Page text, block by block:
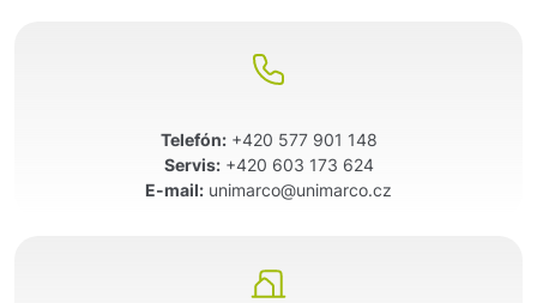
Telefón: +420 577 901 148
Servis: +420 603 173 624
E-mail: unimarco@unimarco.cz